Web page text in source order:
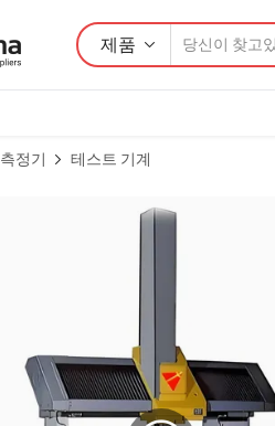
제품
측정기 테스트 기계